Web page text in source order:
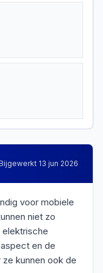
13 jun 2026
voor mobiele
niet zo
elektrische
en de
kunnen ook de